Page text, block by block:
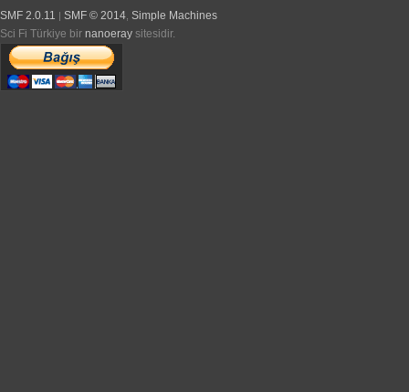
SMF 2.0.11 | SMF © 2014 Simple Machines
Sci Fi Türkiye bir nanoeray sitesidir.